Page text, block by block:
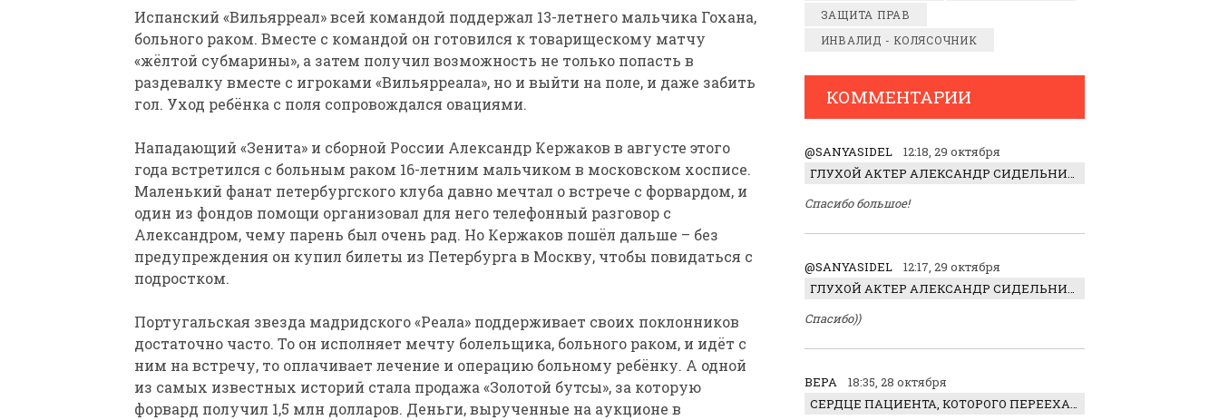
Испанский «Вильярреал» всей командой поддержал 13-летнего мальчика Гохана,
больного раком. Вместе с командой он готовился к товарищескому матчу
«жёлтой субмарины», а затем получил возможность не только попасть в
раздевалку вместе с игроками «Вильярреала», но и выйти на поле, и даже забить
гол. Уход ребёнка с поля сопровождался овациями.
Нападающий «Зенита» и сборной России Александр Кержаков в августе этого
года встретился с больным раком 16-летним мальчиком в московском хосписе.
Маленький фанат петербургского клуба давно мечтал о встрече с форвардом, и
один из фондов помощи организовал для него телефонный разговор с
Александром, чему парень был очень рад. Но Кержаков пошёл дальше – без
предупреждения он купил билеты из Петербурга в Москву, чтобы повидаться с
подростком.
Португальская звезда мадридского «Реала» поддерживает своих поклонников
достаточно часто. То он исполняет мечту болельщика, больного раком, и идёт с
ним на встречу, то оплачивает лечение и операцию больному ребёнку. А одной
из самых известных историй стала продажа «Золотой бутсы», за которую
форвард получил 1,5 млн долларов. Деньги, вырученные на аукционе в
ЗАЩИТА ПРАВ
ИНВАЛИД - КОЛЯСОЧНИК
КОММЕНТАРИИ
@SANYASIDEL
12:18, 29 октября
ГЛУХОЙ АКТЕР АЛЕКСАНДР СИДЕЛЬНИКОВ: «С НАСЛАЖДЕНИЕМ ИГРАЛ ОТРИЦАТЕЛЬНОГО ГЕРОЯ!»
Спасибо большое!
@SANYASIDEL
12:17, 29 октября
ГЛУХОЙ АКТЕР АЛЕКСАНДР СИДЕЛЬНИКОВ: «С НАСЛАЖДЕНИЕМ ИГРАЛ ОТРИЦАТЕЛЬНОГО ГЕРОЯ!»
Спасибо))
ВЕРА
18:35, 28 октября
СЕРДЦЕ ПАЦИЕНТА, КОТОРОГО ПЕРЕЕХАЛ ТРАКТОР, ОБНАРУЖИЛИ… В ЖИВОТЕ